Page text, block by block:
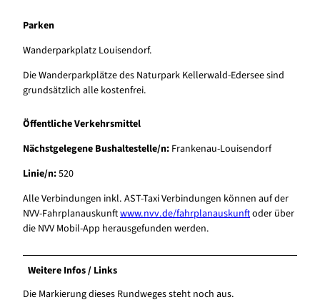
Parken
Wanderparkplatz Louisendorf.
Die Wanderparkplätze des Naturpark Kellerwald-Edersee sind
grundsätzlich alle kostenfrei.
Öffentliche Verkehrsmittel
Nächstgelegene Bushaltestelle/n: Frankenau-Louisendorf
Linie/n:520
Alle Verbindungen inkl. AST-Taxi Verbindungen können auf der
NVV-Fahrplanauskunftwww.nvv.de/fahrplanauskunftoder über
die NVV Mobil-App herausgefunden werden.
Weitere Infos / Links
Die Markierung dieses Rundweges steht noch aus.